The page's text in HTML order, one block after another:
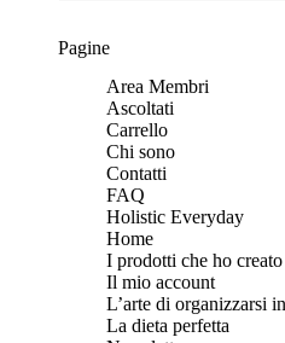
Pagine
Area Membri
Ascoltati
Carrello
Chi sono
Contatti
FAQ
Holistic Everyday
Home
I prodotti che ho
Il mio account
L’arte di organizzarsi
La dieta perfetta